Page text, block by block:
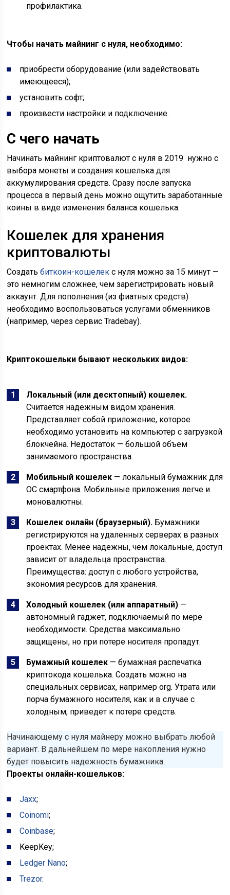
профилактика.
Чтобы начать майнинг с нуля, необходимо:
приобрести оборудование (или задействовать
имеющееся);
установить софт;
произвести настройки и подключение.
С чего начать
Начинать майнинг криптовалют с нуля в 2019 нужно с
выбора монеты и создания кошелька для
аккумулирования средств. Сразу после запуска
процесса в первый день можно ощутить заработанные
коины в виде изменения баланса кошелька.
Кошелек для хранения
криптовалюты
Создатьбиткоин-кошелек с нуля можно за 15 минут —
это немногим сложнее, чем зарегистрировать новый
аккаунт. Для пополнения (из фиатных средств)
необходимо воспользоваться услугами обменников
(например, через сервис Tradebay).
Криптокошельки бывают нескольких видов:
Локальный (или десктопный) кошелек.
Считается надежным видом хранения.
Представляет собой приложение, которое
необходимо установить на компьютер с загрузкой
блокчейна. Недостаток — большой объем
занимаемого пространства.
Мобильный кошелек — локальный бумажник для
ОС смартфона. Мобильные приложения легче и
моновалютны.
Кошелек онлайн (браузерный). Бумажники
регистрируются на удаленных серверах в разных
проектах. Менее надежны, чем локальные, доступ
зависит от владельца пространства.
Преимущества: доступ с любого устройства,
экономия ресурсов для хранения.
Холодный кошелек (или аппаратный) —
автономный гаджет, подключаемый по мере
необходимости. Средства максимально
защищены, но при потере носителя пропадут.
Бумажный кошелек — бумажная распечатка
криптокода кошелька. Создать можно на
специальных сервисах, например org. Утрата или
порча бумажного носителя, как и в случае с
холодным, приведет к потере средств.
Начинающему с нуля майнеру можно выбрать любой
вариант. В дальнейшем по мере накопления нужно
будет повысить надежность бумажника.
Проекты онлайн-кошельков:
Jaxx;
Coinomi;
Coinbase;
KeepKey;
Ledger Nano;
Trezor.